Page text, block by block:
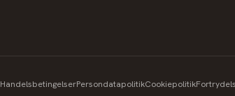
HandelsbetingelserPersondatapolitikCookiepolitik